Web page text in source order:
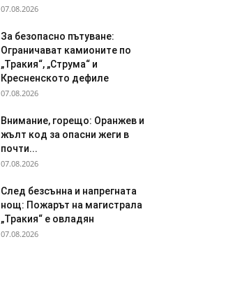
07.08.2026
За безопасно пътуване:
Ограничават камионите по
„Тракия“, „Струма“ и
Кресненското дефиле
07.08.2026
Внимание, горещо: Оранжев и
жълт код за опасни жеги в
почти...
07.08.2026
След безсънна и напрегната
нощ: Пожарът на магистрала
„Тракия“ е овладян
07.08.2026